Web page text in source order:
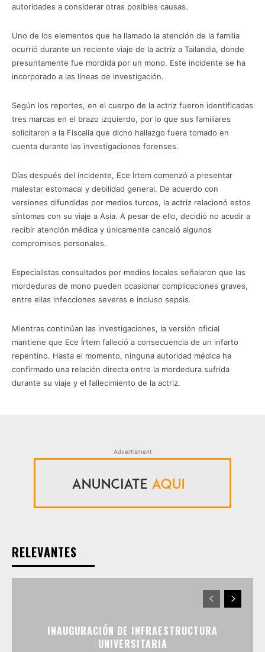
autoridades a considerar otras posibles causas.
Uno de los elementos que ha llamado la atención de la familia
ocurrió durante un reciente viaje de la actriz a Tailandia, donde
presuntamente fue mordida por un mono. Este incidente se ha
incorporado a las líneas de investigación.
Según los reportes, en el cuerpo de la actriz fueron identificadas
tres marcas en el brazo izquierdo, por lo que sus familiares
solicitaron a la Fiscalía que dicho hallazgo fuera tomado en
cuenta durante las investigaciones forenses.
Días después del incidente, Ece Írtem comenzó a presentar
malestar estomacal y debilidad general. De acuerdo con
versiones difundidas por medios turcos, la actriz relacionó estos
síntomas con su viaje a Asia. A pesar de ello, decidió no acudir a
recibir atención médica y únicamente canceló algunos
compromisos personales.
Especialistas consultados por medios locales señalaron que las
mordeduras de mono pueden ocasionar complicaciones graves,
entre ellas infecciones severas e incluso sepsis.
Mientras continúan las investigaciones, la versión oficial
mantiene que Ece Írtem falleció a consecuencia de un infarto
repentino. Hasta el momento, ninguna autoridad médica ha
confirmado una relación directa entre la mordedura sufrida
durante su viaje y el fallecimiento de la actriz.
Advertisment
RELEVANTES
INAUGURACIÓN DE INFRAESTRUCTURA
UNIVERSITARIA